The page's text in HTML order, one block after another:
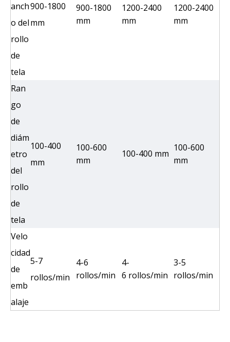
anch
o del
rollo
de
tela
900-1800
mm
900-1800
mm
1200-2400
mm
1200-2400
mm
Ran
go
de
diám
etro
del
rollo
de
tela
100-400
mm
100-600
mm
100-400 mm
100-600
mm
Velo
cidad
de
emb
alaje
5-7
rollos/min
4-6
rollos/min
4-
6 rollos/min
3-5
rollos/min